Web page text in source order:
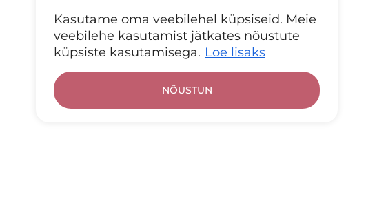
Kasutame oma veebilehel küpsiseid. Meie
veebilehe kasutamist jätkates nõustute
küpsiste kasutamisega. Loe lisaks
NÕUSTUN